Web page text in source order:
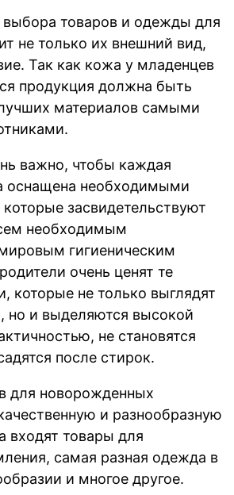
выбора товаров и одежды для
не только их внешний вид,
Так как кожа у младенцев
продукция должна быть
лучших материалов самыми
важно, чтобы каждая
оснащена необходимыми
засвидетельствуют
необходимым
гигиеническим
очень ценят те
которые не только выглядят
но и выделяются высокой
не становятся
после стирок.
для новорожденных
и разнообразную
входят товары для
самая разная одежда в
и многое другое.